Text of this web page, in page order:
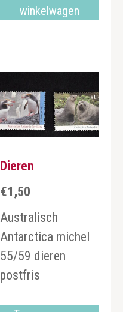
winkelwagen
Dieren
€1,50
Australisch
Antarctica michel
55/59 dieren
postfris